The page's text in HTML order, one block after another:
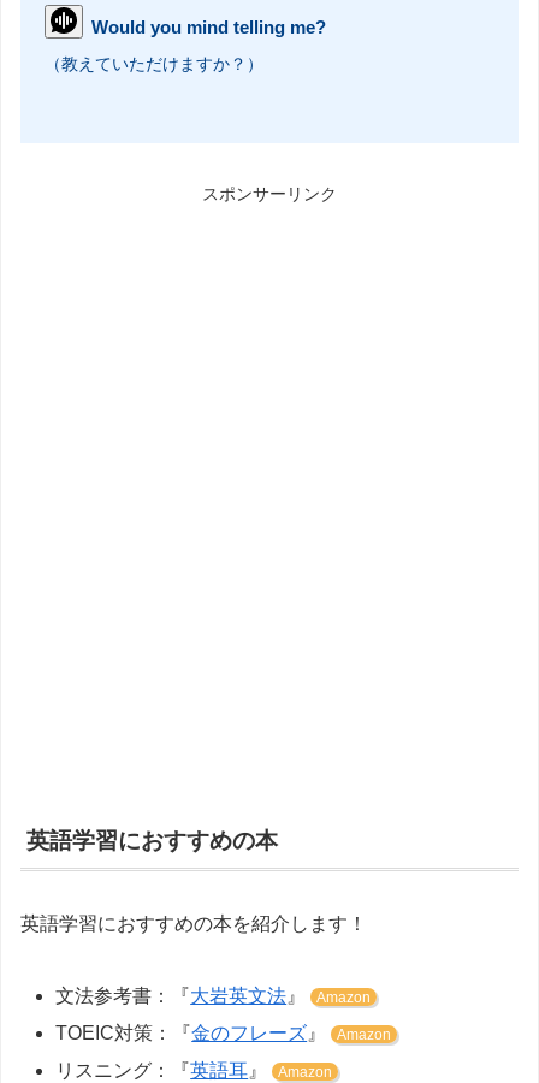
Would you mind telling me?
（教えていただけますか？）
スポンサーリンク
英語学習におすすめの本
英語学習におすすめの本を紹介します！
文法参考書：『大岩英文法 』 Amazon
TOEIC対策：『金のフレーズ 』 Amazon
リスニング：『英語耳』 Amazon